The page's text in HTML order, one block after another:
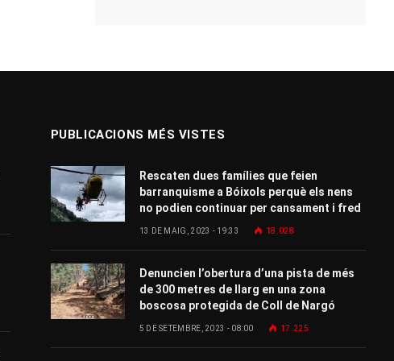
PUBLICACIONS MÉS VISTES
Rescaten dues famílies que feien
barranquisme a Bóixols perquè els nens
no podien continuar per cansament i fred
13 DE MAIG, 2023 - 19:33 18.028
Denuncien l’obertura d’una pista de més
de 300 metres de llarg en una zona
boscosa protegida de Coll de Nargó
5 DE SETEMBRE, 2023 - 08:00 17.225